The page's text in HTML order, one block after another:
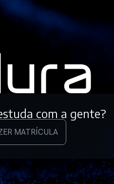
com a gente?
MATRÍCULA